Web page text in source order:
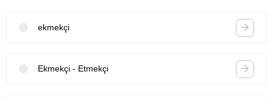
ekmekçi
Ekmekçi - Etmekçi